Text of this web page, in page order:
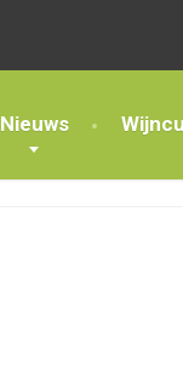
Nieuws